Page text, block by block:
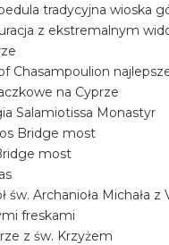
tradycyjna wioska
z ekstremalnym
Chasampoulion
na Cyprze
Salamiotissa Monastyr
Bridge most
most
św. Archanioła Michała
freskami
z św. Krzyżem